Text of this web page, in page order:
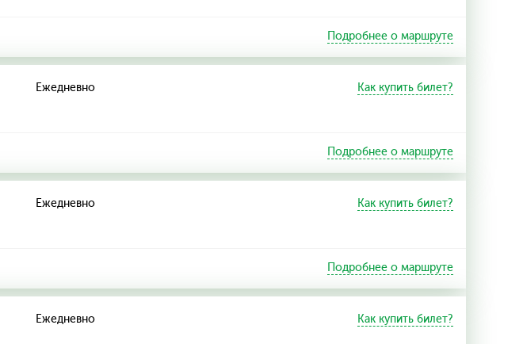
Подробнее о маршруте
Ежедневно Как купить билет?
Подробнее о маршруте
Ежедневно Как купить билет?
Подробнее о маршруте
Ежедневно Как купить билет?